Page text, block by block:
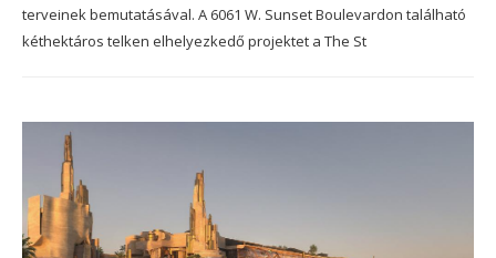
terveinek bemutatásával. A 6061 W. Sunset Boulevardon található
kéthektáros telken elhelyezkedő projektet a The St